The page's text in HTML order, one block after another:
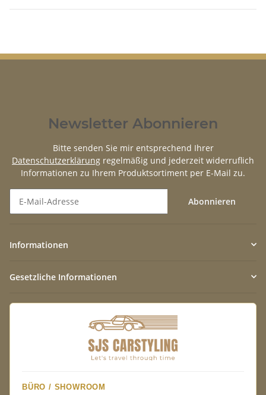
Newsletter Abonnieren
Bitte senden Sie mir entsprechend Ihrer
Datenschutzerklärung regelmäßig und jederzeit widerruflich
Informationen zu Ihrem Produktsortiment per E-Mail zu.
Abonnieren
Informationen
Gesetzliche Informationen
BÜRO / SHOWROOM